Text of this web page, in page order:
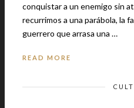
conquistar a un enemigo sin atacarlo. Para
recurrimos a una parábola, la
guerrero que arrasa una …
READ MORE